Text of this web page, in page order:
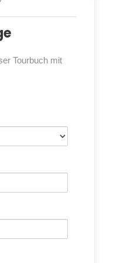
Tourbuch mit
Europas zählen.
, Seen- und
immer wieder
In manchen
scheint die Zeit
Bernstein-Küste
Auf der
durch den
Eile und finden so
Reisemobile still.